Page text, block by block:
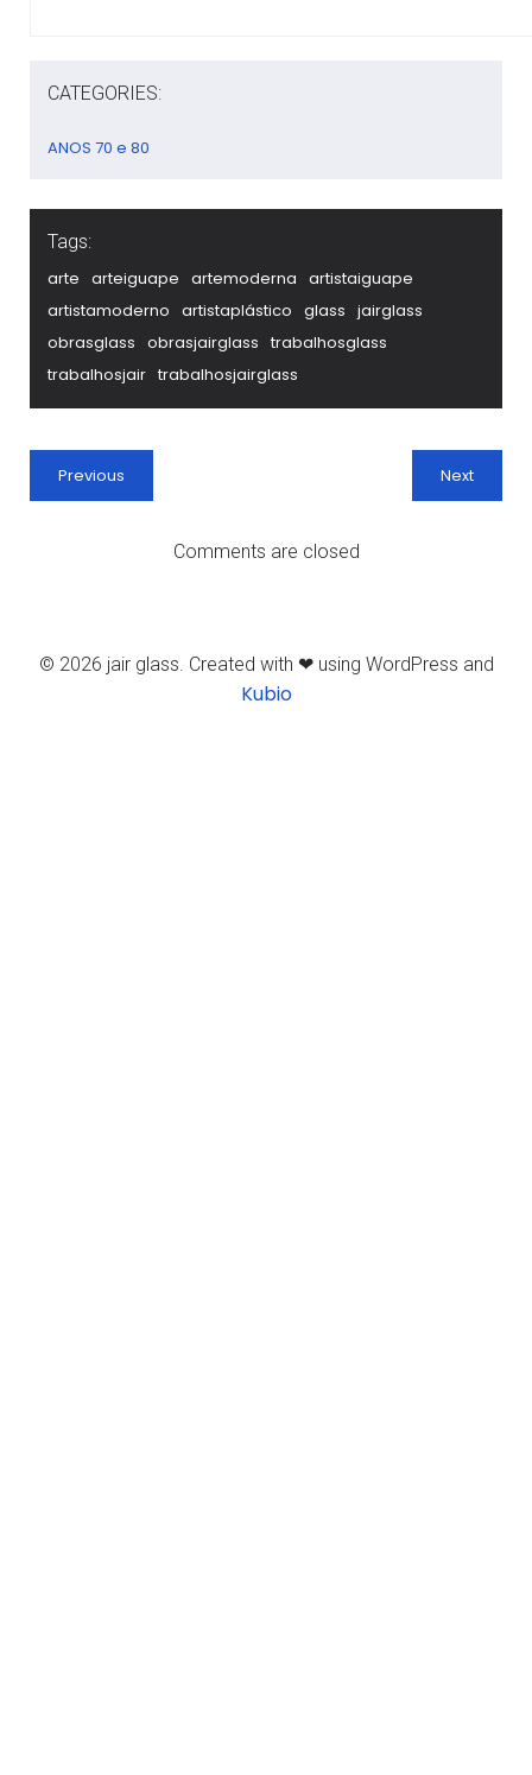
CATEGORIES:
ANOS 70 e 80
Tags:
arte arteiguape artemoderna artistaiguape
artistamoderno artistaplástico glass jairglass
obrasglass obrasjairglass trabalhosglass
trabalhosjair trabalhosjairglass
Previous Next
Comments are closed
© 2026 jair glass. Created with ❤ using WordPress and
Kubio